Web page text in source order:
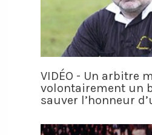
VIDÉO - Un arbitre
volontairement un
sauver l’honneur